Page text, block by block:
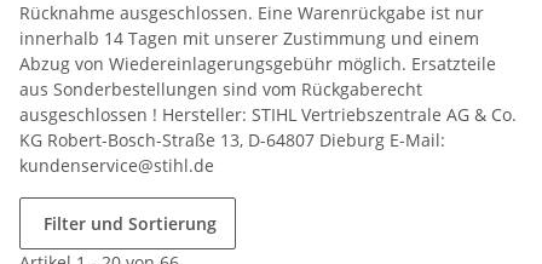
Rücknahme ausgeschlossen. Eine Warenrückgabe ist nur
innerhalb 14 Tagen mit unserer Zustimmung und einem
Abzug von Wiedereinlagerungsgebühr möglich. Ersatzteile
aus Sonderbestellungen sind vom Rückgaberecht
ausgeschlossen ! Hersteller: STIHL Vertriebszentrale AG & Co.
KG Robert-Bosch-Straße 13, D-64807 Dieburg E-Mail:
kundenservice@stihl.de
Filter und Sortierung